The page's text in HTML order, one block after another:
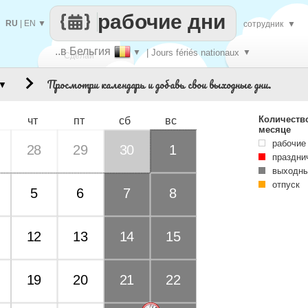
Сделай
..в Бельгия ▼ | Jours fériés nationaux ▼
рабочие дни
RU EN ▼ сотрудник ▼
Просмотри календарь и добавь свои выходные дни.
чт пт сб вс
28 29 30 1
5 6 7 8
12 13 14 15
19 20 21 22
месяце
отпуск